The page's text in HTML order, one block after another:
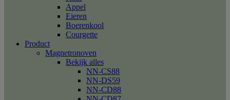
Appel
Eieren
Boerenkool
Courgette
Product
Magnetronoven
Bekijk alles
NN-CS88
NN-DS59
NN-CD88